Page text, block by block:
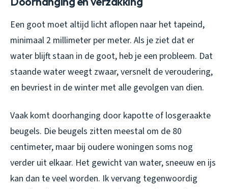
Een goot moet altijd licht aflopen naar het tapeind,
minimaal 2 millimeter per meter. Als je ziet dat er
water blijft staan in de goot, heb je een probleem. Dat
staande water weegt zwaar, versnelt de veroudering,
en bevriest in de winter met alle gevolgen van dien.
Vaak komt doorhanging door kapotte of losgeraakte
beugels. Die beugels zitten meestal om de 80
centimeter, maar bij oudere woningen soms nog
verder uit elkaar. Het gewicht van water, sneeuw en ijs
kan dan te veel worden. Ik vervang tegenwoordig